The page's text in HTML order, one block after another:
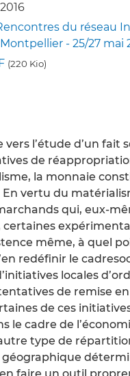
du réseau
- 25/27 mai
(220 Kio)
l’étude d’un
de
la monnaie
vertu du
qui, eux-
même, à quel
redéfinir le
locales
de remise
de ces
le cadre de
type de